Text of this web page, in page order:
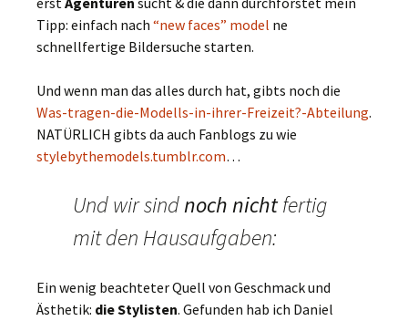
Tipp: einfach nach “new faces” model ne
schnellfertige Bildersuche starten.
Und wenn man das alles durch hat, gibts noch die
Was-tragen-die-Modells-in-ihrer-Freizeit?-Abteilung.
NATÜRLICH gibts da auch Fanblogs zu wie
stylebythemodels.tumblr.com…
Und wir sindnoch nichtfertig
mit den Hausaufgaben:
Ein wenig beachteter Quell von Geschmack und
Ästhetik: die Stylisten. Gefunden hab ich Daniel